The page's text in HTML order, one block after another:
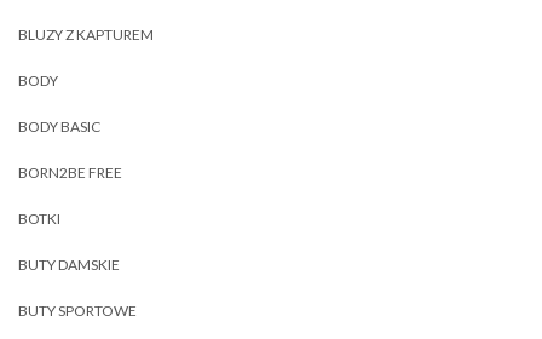
BLUZY Z KAPTUREM
BODY
BODY BASIC
BORN2BE FREE
BOTKI
BUTY DAMSKIE
BUTY SPORTOWE